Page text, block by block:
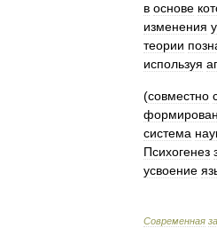
в основе
изменения
теории
используя
(совместно
система
Психогенез
усвоение
Современная